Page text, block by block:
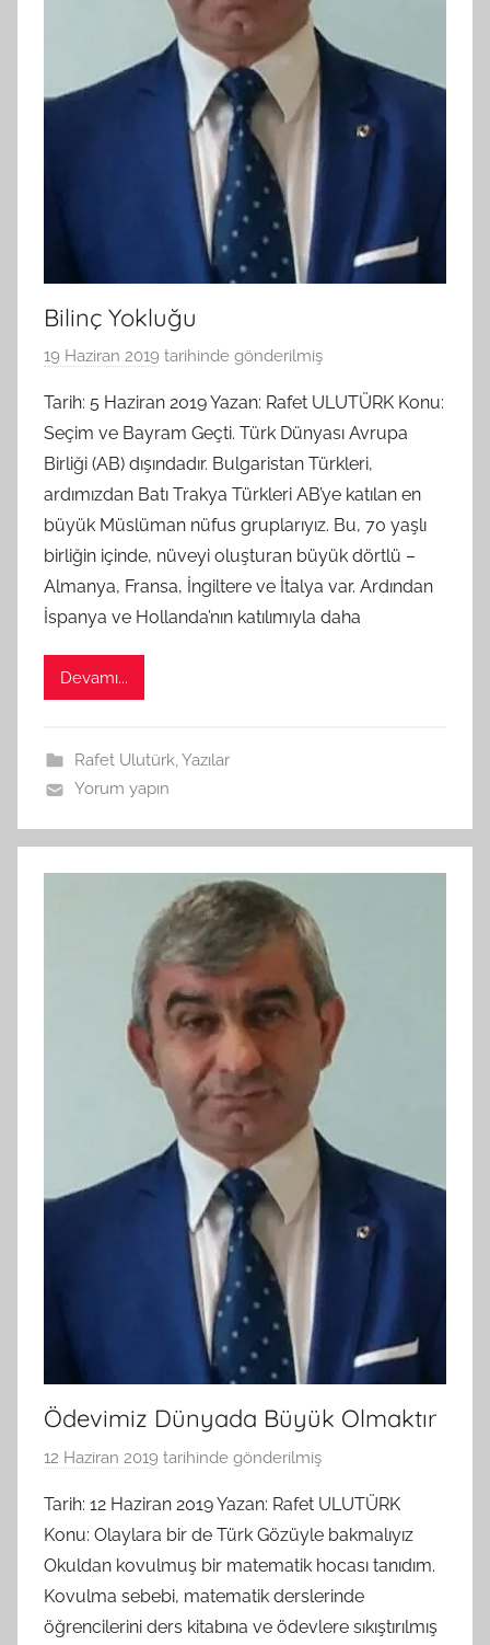
Bilinç Yokluğu
19 Haziran 2019 tarihinde gönderilmiş
S
A
M
t
a
r
a
f
Tarih: 5 Haziran 2019 Yazan: Rafet ULUTÜRK Konu:
Seçim ve Bayram Geçti. Türk Dünyası Avrupa
Birliği (AB) dışındadır. Bulgaristan Türkleri,
ardımızdan Batı Trakya Türkleri AB’ye katılan en
büyük Müslüman nüfus gruplarıyız. Bu, 70 yaşlı
birliğin içinde, nüveyi oluşturan büyük dörtlü –
Almanya, Fransa, İngiltere ve İtalya var. Ardından
İspanya ve Hollanda’nın katılımıyla daha
Devamı...
Rafet Ulutürk,Yazılar
Yorum yapın
Ödevimiz Dünyada Büyük Olmaktır
12 Haziran 2019 tarihinde gönderilmiş
S
A
M
t
a
Tarih: 12 Haziran 2019 Yazan: Rafet ULUTÜRK
Konu: Olaylara bir de Türk Gözüyle bakmalıyız
Okuldan kovulmuş bir matematik hocası tanıdım.
Kovulma sebebi, matematik derslerinde
öğrencilerini ders kitabına ve ödevlere sıkıştırılmış